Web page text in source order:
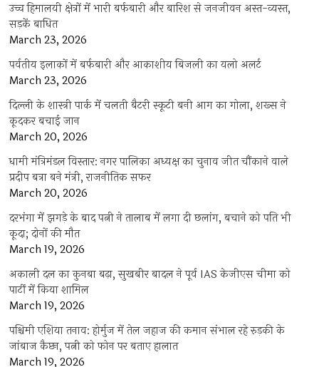
उच्च हिमालयी क्षेत्रों में भारी बर्फबारी और बारिश से जनजीवन अस्त-व्यस्त,
सड़कें बाधित
March 23, 2026
पर्वतीय इलाकों में बर्फबारी और आकाशीय बिजली का यलो अलर्ट
March 23, 2026
दिल्ली के शास्त्री पार्क में चलती बैटरी स्कूटी बनी आग का गोला, शख्स ने
कूदकर बचाई जान
March 20, 2026
धामी मंत्रिमंडल विस्तार: नगर पालिका अध्यक्ष का चुनाव जीत चौंकाने वाले
प्रदीप बत्रा बने मंत्री, राजनीतिक सफर
March 20, 2026
दरभंगा में झगड़े के बाद पत्नी ने तालाब में लगा दी छलांग, बचाने को पति भी
कूदा; दोनों की मौत
March 19, 2026
अकाली दल का कुनबा बढ़ा, सुखबीर बादल ने पूर्व IAS केजीएस चीमा को
पार्टी में किया शामिल
March 19, 2026
पश्चिमी एशिया तनाव: होर्मुज में तेल जहाज की कमान संभाल रहे रुड़की के
जांबाज कैप्टन, पत्नी को फोन पर बताए हालात
March 19, 2026